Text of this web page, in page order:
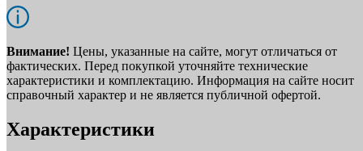
Внимание! Цены, указанные на сайте, могут отличаться от
фактических. Перед покупкой уточняйте технические
характеристики и комплектацию. Информация на сайте носит
справочный характер и не является публичной офертой.
Характеристики